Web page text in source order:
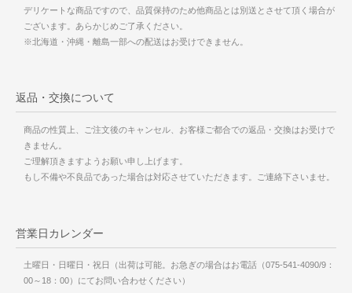
デリケートな商品ですので、品質保持のため他商品とは別送とさせて頂く場合が
ございます。あらかじめご了承ください。
※北海道・沖縄・離島一部への配送はお受けできません。
返品・交換について
商品の性質上、ご注文後のキャンセル、お客様ご都合での返品・交換はお受けで
きません。
ご理解頂きますようお願い申し上げます。
もし不備や不良品であった場合は対応させていただきます。ご連絡下さいませ。
営業日カレンダー
土曜日・日曜日・祝日（出荷は可能。お急ぎの場合はお電話（075-541-4090/9：
00～18：00）にてお問い合わせください）